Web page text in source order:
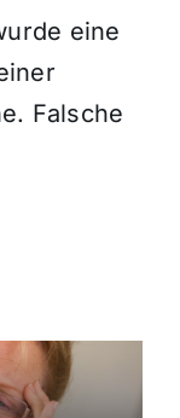
eine
Falsche